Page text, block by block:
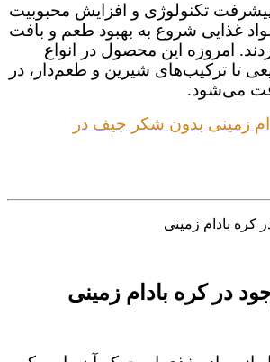
پیشرفت تکنولوژی و افزایش محبوبیت
مواد غذایی شروع به بهبود طعم و بافت
امروزه این محصول در انواع
تا ترکیب‌های شیرین و طعم‌دار، در
می‌شود.
زمینی بدون شکر جیف در
در کره بادام زمینی